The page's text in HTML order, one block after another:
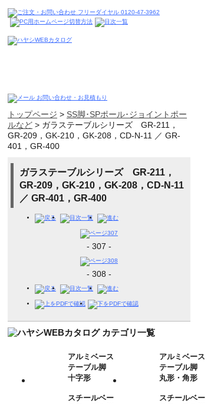
トップページ > SS脚･SPポール･ジョイントポー
ルなど > ガラステーブルシリーズ GR-211，
GR-209，GK-210，GK-208，CD-N-11 ／ GR-
401，GR-400
ガラステーブルシリーズ GR-211，
GR-209，GK-210，GK-208，CD-N-11
／ GR-401，GR-400
- 307 -
- 308 -
アルミベース
テーブル脚
十字形
アルミベース
テーブル脚
丸形・角形
スチールベー
スチールベー